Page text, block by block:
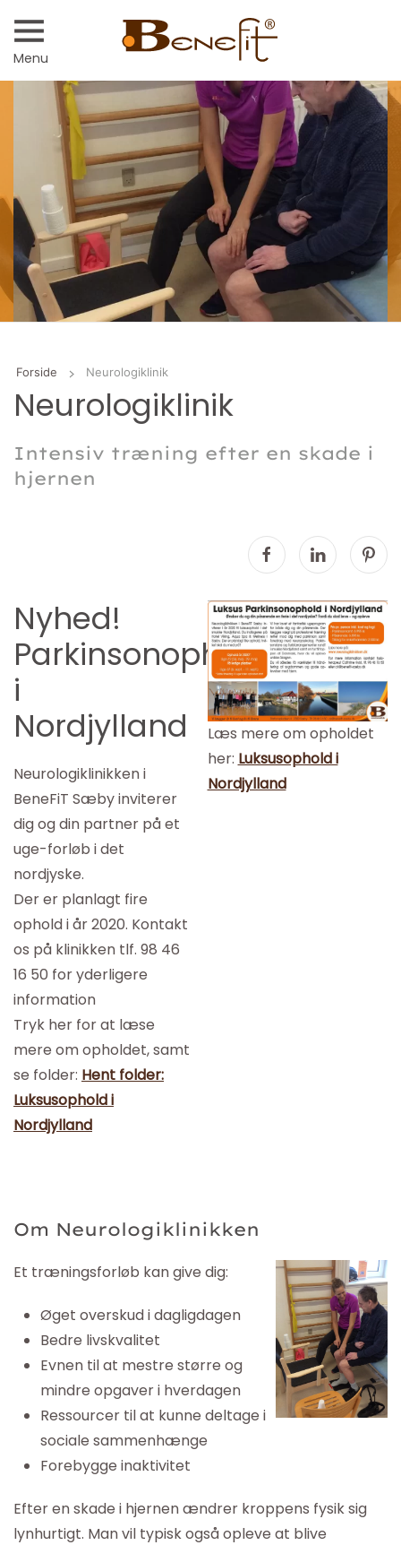
Menu
Forside Neurologiklinik
Neurologiklinik
Intensiv træning efter en skade i
hjernen
Nyhed!
Parkinsonophold
i
Nordjylland
Neurologiklinikken i
BeneFiT Sæby inviterer
dig og din partner på et
uge-forløb i det
nordjyske.
Der er planlagt fire
ophold i år 2020. Kontakt
os på klinikken tlf. 98 46
16 50 for yderligere
information
Tryk her for at læse
mere om opholdet, samt
se folder: Hent folder:
Luksusophold i
Nordjylland
Læs mere om opholdet
her: Luksusophold i
Nordjylland
Om Neurologiklinikken
Et træningsforløb kan give dig:
Øget overskud i dagligdagen
Bedre livskvalitet
Evnen til at mestre større og
mindre opgaver i hverdagen
Ressourcer til at kunne deltage i
sociale sammenhænge
Forebygge inaktivitet
Efter en skade i hjernen ændrer kroppens fysik sig
lynhurtigt. Man vil typisk også opleve at blive